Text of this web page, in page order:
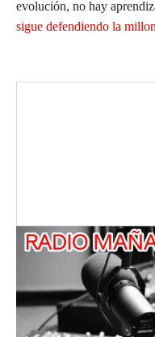
evolución, no hay
sigue defendiendo la